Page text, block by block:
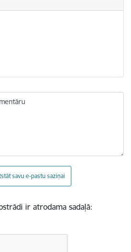
noderīga?
savu e-pastu saziņai
ir atrodama sadaļā: